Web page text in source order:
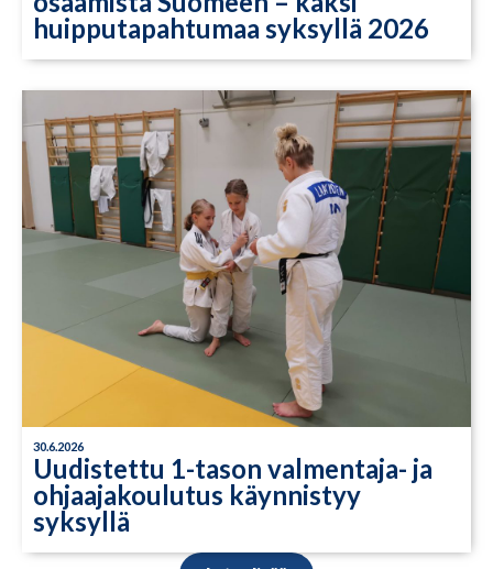
huipputapahtumaa syksyllä 2026
30.6.2026
Uudistettu 1-tason valmentaja- ja
ohjaajakoulutus käynnistyy
syksyllä